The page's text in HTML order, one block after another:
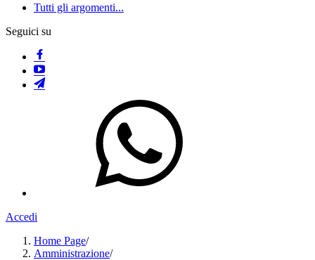
Tutti gli argomenti...
Seguici su
Accedi
Home Page/
Amministrazione/